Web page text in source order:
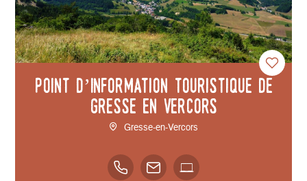
Point d’Information Touristique de
Gresse en Vercors
Gresse-en-Vercors